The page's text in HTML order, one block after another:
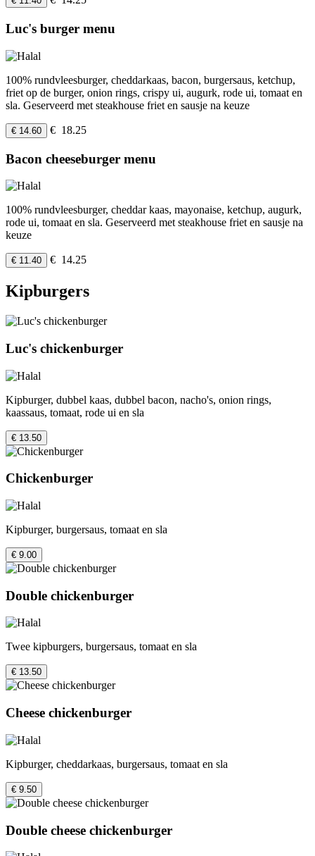
Luc's burger menu
100% rundvleesburger, cheddarkaas, bacon, burgersaus, ketchup,
friet op de burger, onion rings, crispy ui, augurk, rode ui, tomaat en
sla. Geserveerd met steakhouse friet en sausje na keuze
€ 14.60 € 18.25
Bacon cheeseburger menu
100% rundvleesburger, cheddar kaas, mayonaise, ketchup, augurk,
rode ui, tomaat en sla. Geserveerd met steakhouse friet en sausje na
keuze
€ 11.40 € 14.25
Kipburgers
Luc's chickenburger
Kipburger, dubbel kaas, dubbel bacon, nacho's, onion rings,
kaassaus, tomaat, rode ui en sla
€ 13.50
Chickenburger
Kipburger, burgersaus, tomaat en sla
€ 9.00
Double chickenburger
Twee kipburgers, burgersaus, tomaat en sla
€ 13.50
Cheese chickenburger
Kipburger, cheddarkaas, burgersaus, tomaat en sla
€ 9.50
Double cheese chickenburger